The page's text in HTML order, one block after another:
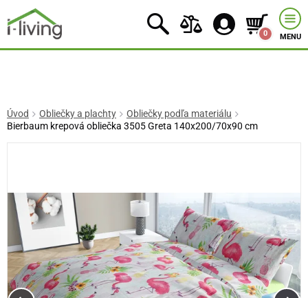
0 MENU
Úvod Obliečky a plachty
Obliečky podľa materiálu
Bierbaum krepová obliečka 3505 Greta 140x200/70x90 cm